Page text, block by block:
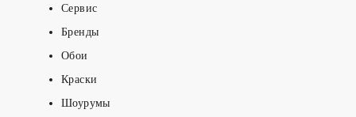
Сервис
Бренды
Обои
Краски
Шоурумы